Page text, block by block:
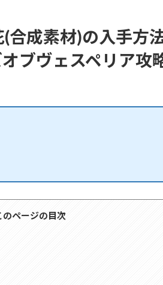
合成素材)の入手方
ブヴェスペリア攻
のページの目次